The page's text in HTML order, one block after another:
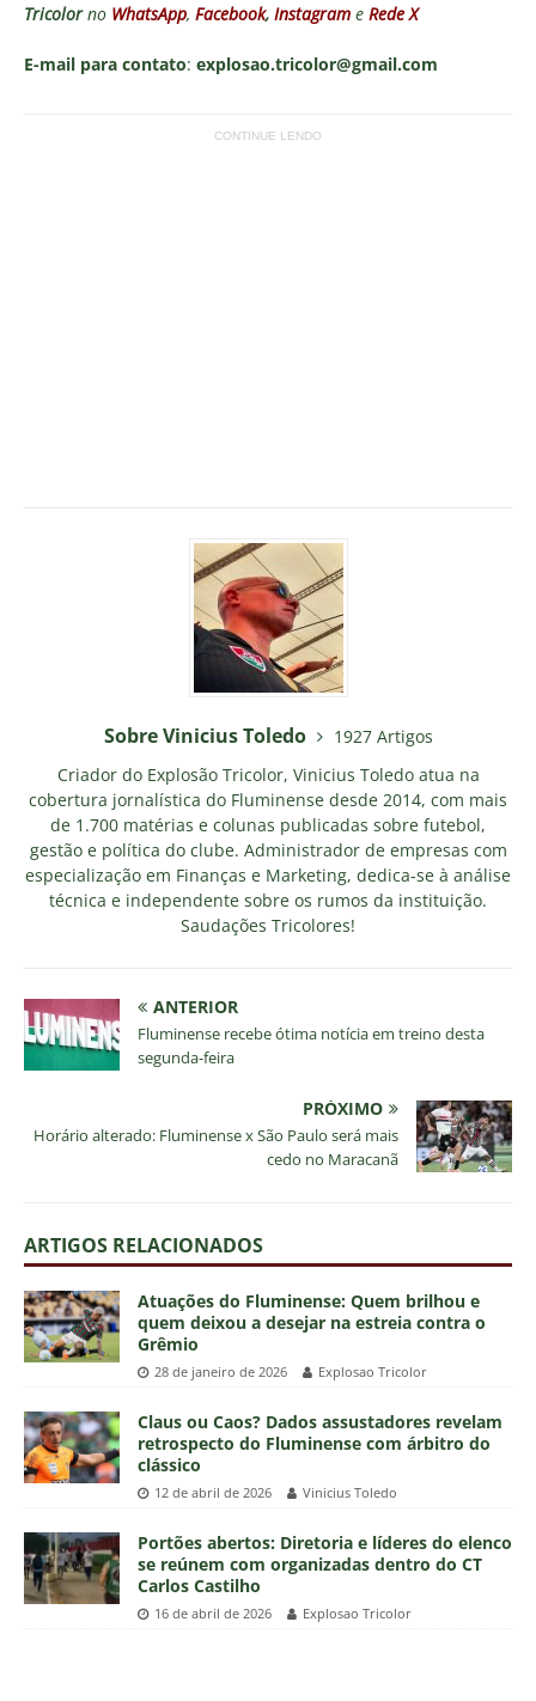
Tricolorno WhatsApp, Facebook, Instagram e Rede X
E-mail para contato: explosao.tricolor@gmail.com
CONTINUE LENDO
Sobre Vinicius Toledo
1927 Artigos
Criador do Explosão Tricolor, Vinicius Toledo atua na
cobertura jornalística do Fluminense desde 2014, com mais
de 1.700 matérias e colunas publicadas sobre futebol,
gestão e política do clube. Administrador de empresas com
especialização em Finanças e Marketing, dedica-se à análise
técnica e independente sobre os rumos da instituição.
Saudações Tricolores!
ANTERIOR
Fluminense recebe ótima notícia em treino desta
segunda-feira
PRÓXIMO
Horário alterado: Fluminense x São Paulo será mais
cedo no Maracanã
ARTIGOS RELACIONADOS
Atuações do Fluminense: Quem brilhou e
quem deixou a desejar na estreia contra o
Grêmio
28 de janeiro de 2026 Explosao Tricolor
Claus ou Caos? Dados assustadores revelam
retrospecto do Fluminense com árbitro do
clássico
12 de abril de 2026 Vinicius Toledo
Portões abertos: Diretoria e líderes do elenco
se reúnem com organizadas dentro do CT
Carlos Castilho
16 de abril de 2026 Explosao Tricolor